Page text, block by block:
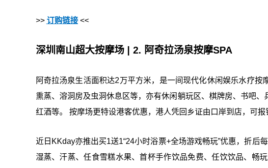
>> 订购链接<<
深圳南山超大按摩场 | 2. 阿奇拉汤泉按摩SPA
阿奇拉汤泉生活面积达2万平方米，是一间现代化休闲娱乐水疗
熏蒸、溶洞房及虫洞休息区等，亦有休闲躺玩区、棋牌房、书吧
红酒等。 按摩场更特设港客优惠，港人凭回乡证由口岸到店，可报
近日KKday亦推出买1送1“24小时浴票+全场游戏畅玩”优惠，折后
湿蒸、汗蒸、任食雪糕水果、首杯手作饮品免费、任饮饮品、畅